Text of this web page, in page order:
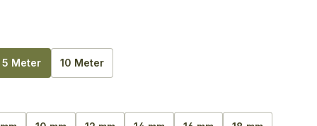
5 Meter 10 Meter